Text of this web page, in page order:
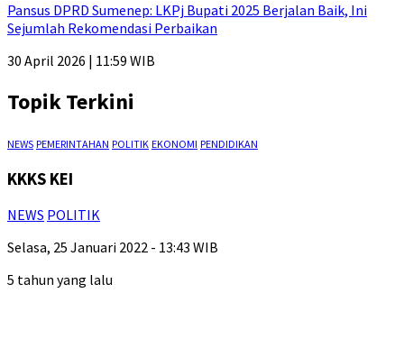
Pansus DPRD Sumenep: LKPj Bupati 2025 Berjalan Baik, Ini
Sejumlah Rekomendasi Perbaikan
30 April 2026 | 11:59 WIB
Topik Terkini
NEWS PEMERINTAHAN POLITIK EKONOMI PENDIDIKAN
KKKS KEI
NEWS POLITIK
Selasa, 25 Januari 2022 - 13:43 WIB
5 tahun yang lalu